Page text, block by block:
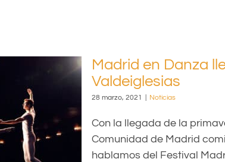
Madrid en Danza
Valdeiglesias
28 marzo, 2021 Noticias
Con la llegada de la
Comunidad de Madrid
hablamos del Festival